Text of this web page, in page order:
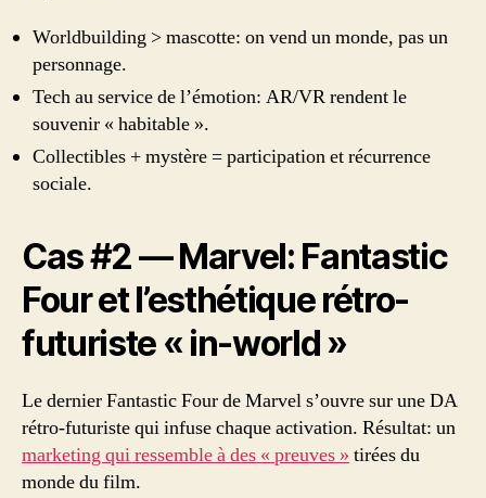
Worldbuilding > mascotte: on vend un monde, pas un
personnage.
Tech au service de l’émotion: AR/VR rendent le
souvenir « habitable ».
Collectibles + mystère = participation et récurrence
sociale.
Cas #2 — Marvel: Fantastic
Four et l’esthétique rétro-
futuriste « in-world »
Le dernier Fantastic Four de Marvel s’ouvre sur une DA
rétro-futuriste qui infuse chaque activation. Résultat: un
marketing qui ressemble à des « preuves » tirées du
monde du film.